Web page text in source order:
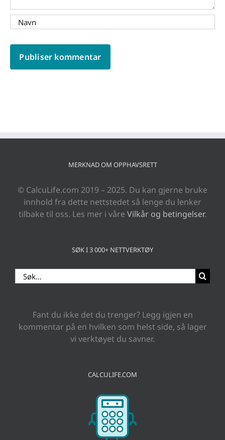
MERKNAD OM OPPHAVSRETT
© CalcuLife.com 2019 – 2025. Du kan gjerne bruke
innhold fra dette nettstedet så lenge du lenker
tilbake til oss. Les mer i våre Vilkår og betingelser.
SØK I 3 000+ NETTVERKTØY
Search
for:
Fant du ikke det du trenger? Legg igjen en
kommentar på en hvilken som helst side, så lager
vi verktøyet du savner.
CALCULIFE.COM